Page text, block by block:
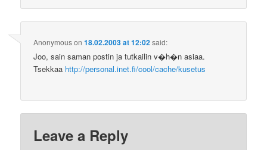
Anonymouson18.02.2003 at 12:02said:
Joo, sain saman postin ja tutkailin v�h�n asiaa.
Tsekkaa http://personal.inet.fi/cool/cache/kusetus
Leave a Reply